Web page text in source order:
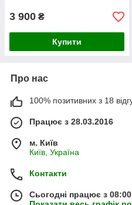
3 900 ₴
Купити
Про нас
100% позитивних з 18
Працює з 28.03.2016
м. Київ
Київ, Україна
Контакти
Сьогодні працює з